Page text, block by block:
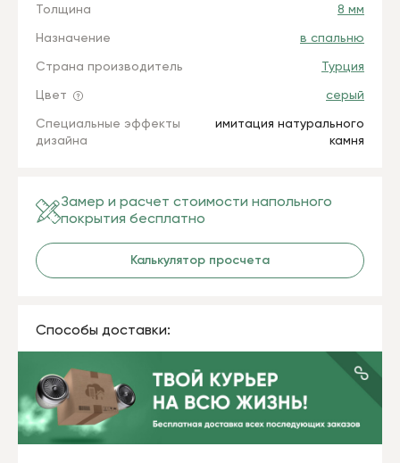
Толщина 8 мм
Назначение в спальню
Страна производитель Турция
Цвет серый
Специальные эффекты
дизайна
имитация натурального
камня
Замер и расчет стоимости напольного
покрытия бесплатно
Калькулятор просчета
Способы доставки: